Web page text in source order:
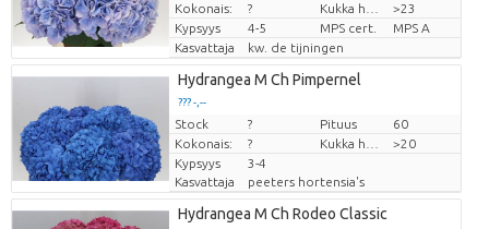
Kokonais:
?
>23
Kypsyys
4-5 MPS cert.
MPS A
Kasvattaja
kw. de tijningen
Hydrangea M Ch Pimpernel
??? -,--
Hinta per kappale
Stock ? Pituus
60
Kokonais:
?
>20
Kypsyys
3-4
Kasvattaja
peeters hortensia's
Hydrangea M Ch Rodeo Classic